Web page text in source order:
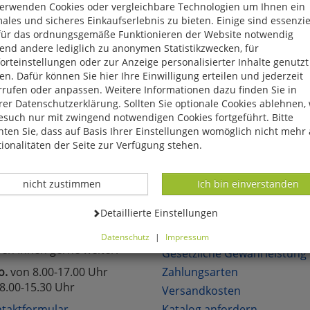
das Produkt oder die Kategorie, die Sie versucht haben zu
uns, wenn Sie sich in unserem Onlineshop mit unseren
neue Angebote Über 6.000 lieferbare
Fragen?
Ihnen gerne weiter.
von 8.00-17.00 Uhr
15.30 Uhr
KUNDENSERVICE
Über uns
Gesetzliche Gewährleistung
Zahlungsarten
Versandkosten
Cookies oder vergleichbare Technologien um Ihnen ein
und sicheres Einkaufserlebnis zu bieten. Einige sind
das ordnungsgemäße Funktionieren der Website notwendig
andere lediglich zu anonymen Statistikzwecken, für
oder zur Anzeige personalisierter Inhalte genutzt
Dafür können Sie hier Ihre Einwilligung erteilen und jederzeit
oder anpassen. Weitere Informationen dazu finden Sie in
Datenschutzerklärung. Sollten Sie optionale Cookies ablehnen,
nur mit zwingend notwendigen Cookies fortgeführt. Bitte
Sie, dass auf Basis Ihrer Einstellungen womöglich nicht mehr
der Seite zur Verfügung stehen.
Datenverarbeitung -
Ich bin einverstanden
Datenverarbeitung -
nicht zustimmen
Datenverarbeitung -
Detaillierte Einstellungen
Datenschutz | Impressum
ablehnen, wird Ihr Besuch nur mit zwingend notwendigen
Bitte beachten Sie, dass auf Basis Ihrer Einstellungen
alle Funktionalitäten der Seite zur Verfügung stehen.
können Sie die Einstellungen jederzeit widerrufen